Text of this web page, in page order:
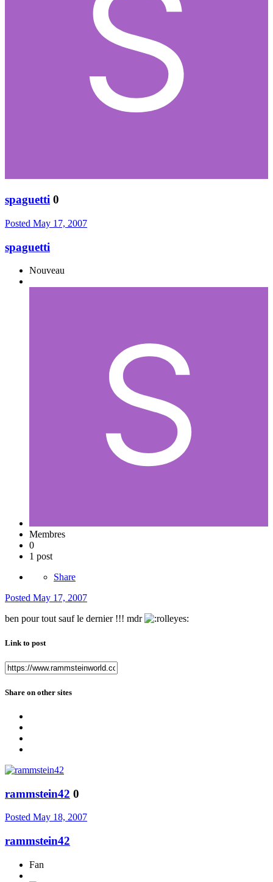
spaguetti 0
Posted May 17, 2007
spaguetti
Nouveau
Membres
0
1 post
Share
Posted May 17, 2007
ben pour tout sauf le dernier !!! mdr
Link to post
Share on other sites
rammstein42 0
Posted May 18, 2007
rammstein42
Fan